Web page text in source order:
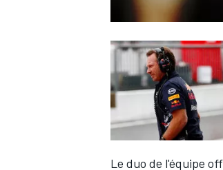
WEC
Le duo de l'équipe